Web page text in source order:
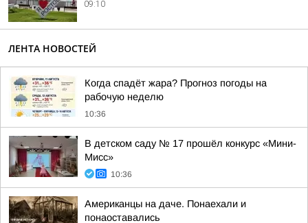
09:10
ЛЕНТА НОВОСТЕЙ
Когда спадёт жара? Прогноз погоды на
рабочую неделю
10:36
В детском саду № 17 прошёл конкурс «Мини-
Мисс»
10:36
Американцы на даче. Понаехали и
понаоставались